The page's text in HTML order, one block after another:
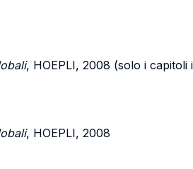
, HOEPLI, 2008 (solo i
, HOEPLI, 2008